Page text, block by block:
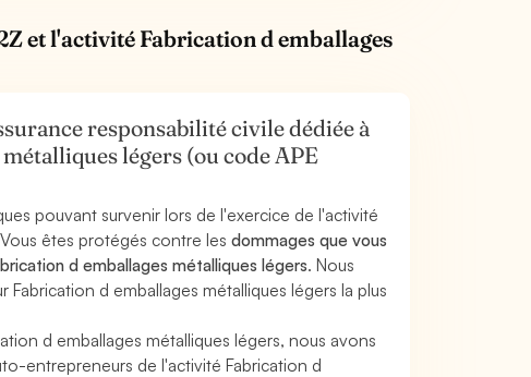
et l'activité Fabrication d emballages
responsabilité civile dédiée à
légers (ou code APE
pouvant survenir lors de l'exercice de l'activité
êtes protégés contre les dommages que vous
d emballages métalliques légers. Nous
d emballages métalliques légers la plus
d emballages métalliques légers, nous avons
entrepreneurs de l'activité Fabrication d